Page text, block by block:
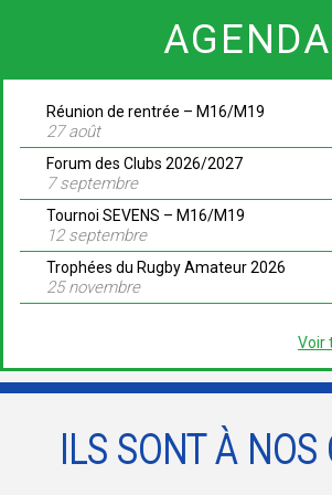
AGENDA
Réunion de rentrée – M16/M19
27 août
Forum des Clubs 2026/2027
7 septembre
Tournoi SEVENS – M16/M19
12 septembre
Trophées du Rugby Amateur 2026
25 novembre
Voir
ILS SONT À NOS